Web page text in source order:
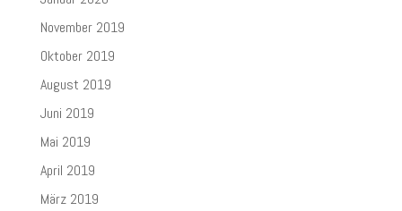
November 2019
Oktober 2019
August 2019
Juni 2019
Mai 2019
April 2019
März 2019